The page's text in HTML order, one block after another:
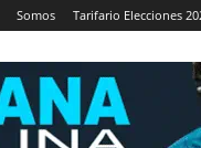
Somos Tarifario Elecciones